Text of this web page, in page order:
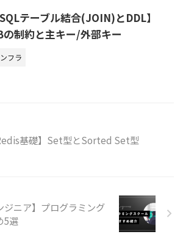
SQLテーブル結合(JOIN)とDDL】
の制約と主キー/外部キー
フラ
基礎】Set型とSorted Set型
ジニア】プログラミング
5選